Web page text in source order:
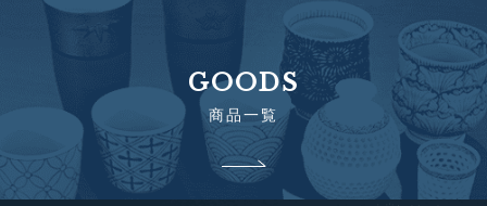
GOODS
商品一覧